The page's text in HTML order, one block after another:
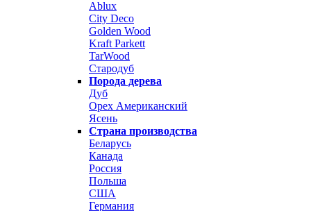
Ablux
City Deco
Golden Wood
Kraft Parkett
TarWood
Стародуб
Порода дерева
Дуб
Орех Американский
Ясень
Страна производства
Беларусь
Канада
Россия
Польша
США
Германия